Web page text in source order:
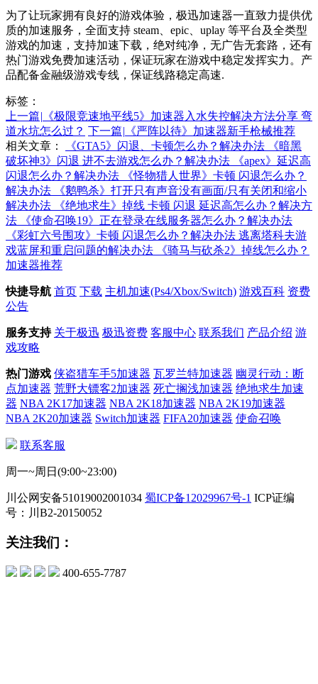
为了让玩家拥有良好的游戏体验，极迅加速器一直致力提供优
质的加速服务，全面支持 steam、epic、uplay 等平台及全类型
游戏的加速，支持加速下载，绝对纯净，无广告无套路，还有
热门游戏免费加速活动，保证玩家在游戏中稳定发挥实力。产
品配备金融级游戏专线，保证线路稳定高速.
标签：
上一篇| 《极限竞速地平线5》加速器入水失控解决方法分享 弯
道水坑怎么过？ 下一篇| 《严阵以待》加速器新手枪械推荐
相关文章：
《GTA5》闪退、卡顿怎么办？解决办法
《暗黑
破坏神3》闪退 进不去游戏怎么办？解决办法
《apex》延迟高
闪退怎么办？解决办法
《怪物猎人世界》卡顿 闪退怎么办？
解决办法
《鹅鸭杀》打开只有声音没有画面/只有关闭和缩小
解决办法
《绝地求生》掉线 卡顿 闪退 延迟高怎么办？解决方
法
《使命召唤19》正在登录在线服务器怎么办？解决办法
《彩虹六号围攻》卡顿 闪退怎么办？解决办法 逃离塔科夫游
戏蓝屏和重启问题的解决办法
《骑马与砍杀2》掉线怎么办？
加速器推荐
快捷导航 首页 下载 主机加速(Ps4/Xbox/Switch) 游戏百科 资费
公告
服务支持 关于极迅 极迅资费 客服中心 联系我们 产品介绍 游
戏攻略
热门游戏 侠盗猎车手5加速器 瓦罗兰特加速器 幽灵行动：断
点加速器 荒野大镖客2加速器 死亡搁浅加速器 绝地求生加速
器 NBA 2K17加速器 NBA 2K18加速器 NBA 2K19加速器
NBA 2K20加速器 Switch加速器 FIFA20加速器 使命召唤
联系客服
周一~周日(9:00~23:00)
川公网安备51019002001034 蜀ICP备12029967号-1 ICP证编
号：川B2-20150052
关注我们：
400-655-7787